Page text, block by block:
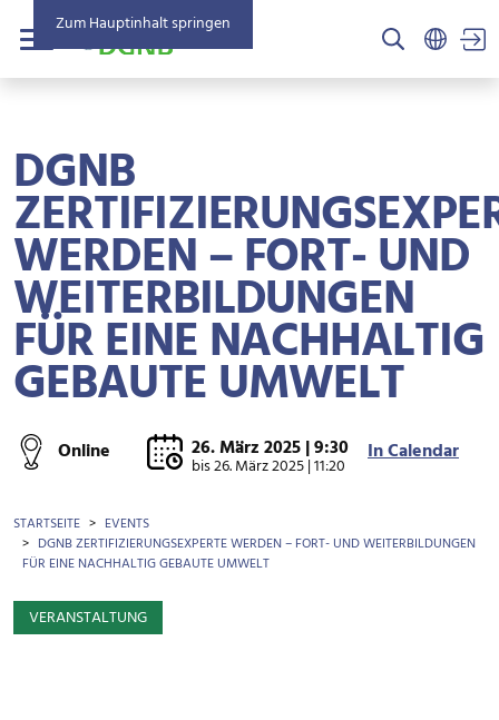
Zum Hauptinhalt springen
Menü
DGNB
WERDEN – FORT- UND
WEITERBILDUNGEN
FÜR EINE NACHHALTIG
GEBAUTE UMWELT
Online 26. März 2025 | 9:30
bis26. März 2025 | 11:20 In Calendar
BROTKRÜMEL
STARTSEITE
EVENTS
DGNB ZERTIFIZIERUNGSEXPERTE WERDEN – FORT- UND WEITERBILDUNGEN
FÜR EINE NACHHALTIG GEBAUTE UMWELT
VERANSTALTUNG